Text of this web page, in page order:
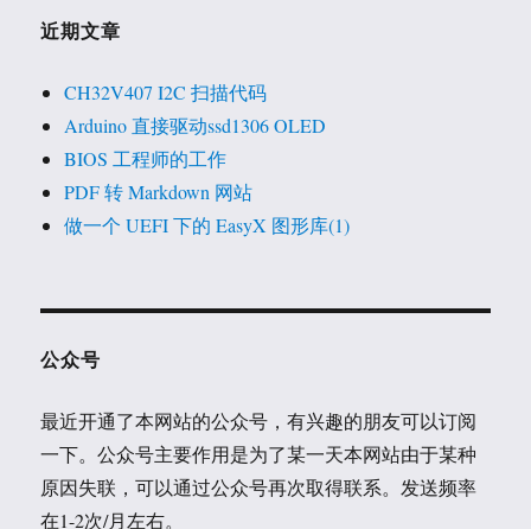
近期文章
CH32V407 I2C 扫描代码
Arduino 直接驱动ssd1306 OLED
BIOS 工程师的工作
PDF 转 Markdown 网站
做一个 UEFI 下的 EasyX 图形库(1)
公众号
最近开通了本网站的公众号，有兴趣的朋友可以订阅
一下。公众号主要作用是为了某一天本网站由于某种
原因失联，可以通过公众号再次取得联系。发送频率
在1-2次/月左右。